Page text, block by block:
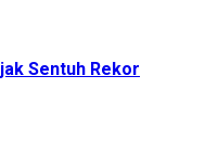
Sentuh Rekor